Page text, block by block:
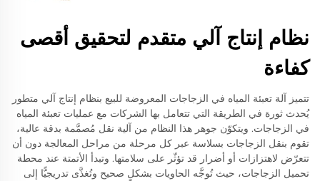
نظام إنتاج آلي متقدم لتحقيق أقصى
كفاءة
تتميز آلة تعبئة المياه في الزجاجات المعروضة للبيع بنظام إنتاج آلي متطور
يُحدث ثورة في الطريقة التي تتعامل بها الشركات مع عمليات تعبئة المياه
في الزجاجات. ويتكوّن جوهر هذا النظام من آلية نقل مُصمَّمة بدقة عالية،
تقوم بنقل الزجاجات بسلاسة عبر كل مرحلة من مراحل المعالجة دون أن
تتعرّض لاهتزازات أو أضرار قد تؤثّر على سلامتها. وتبدأ الأتمتة عند محطة
تحميل الزجاجات، حيث تُوجَّه الحاويات بشكلٍ صحيح وتُغذَّى تدريجيًّا إلى